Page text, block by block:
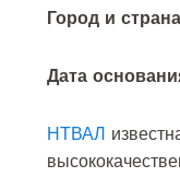
Город и
Дата
НТВАЛ